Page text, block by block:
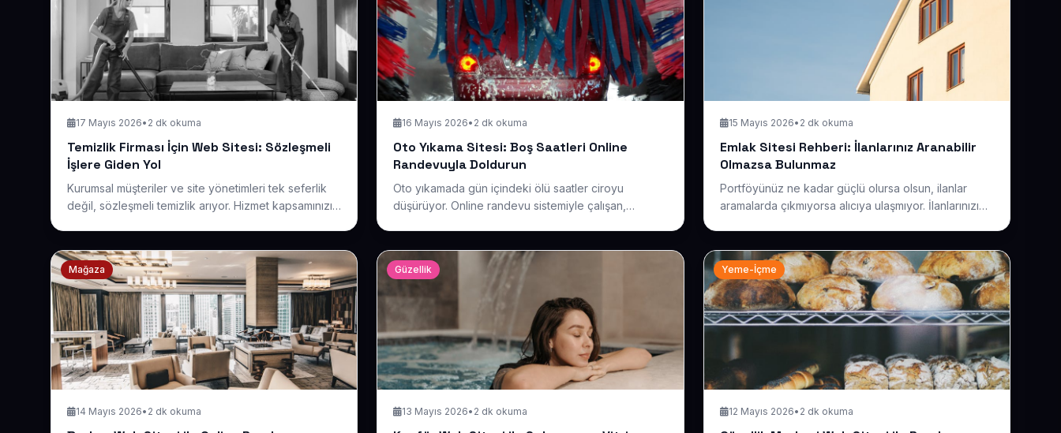
17 Mayıs 2026• 2 dk okuma
Temizlik Firması İçin Web Sitesi: Sözleşmeli
İşlere Giden Yol
Kurumsal müşteriler ve site yönetimleri tek seferlik
değil, sözleşmeli temizlik arıyor. Hizmet kapsamınızı,
adımlarını ele alıyoruz.
16 Mayıs 2026• 2 dk okuma
Oto Yıkama Sitesi: Boş Saatleri Online
Randevuyla Doldurun
Oto yıkamada gün içindeki ölü saatler ciroyu
düşürüyor. Online randevu sistemiyle çalışan,
çevirmenin pratik yolunu anlatıyoruz.
15 Mayıs 2026• 2 dk okuma
Emlak Sitesi Rehberi: İlanlarınız Aranabilir
Olmazsa Bulunmaz
Portföyünüz ne kadar güçlü olursa olsun, ilanlar
aramalarda çıkmıyorsa alıcıya ulaşmıyor. İlanlarınızı
detaylandırıyoruz.
Mağaza
14 Mayıs 2026• 2 dk okuma
Güzellik
13 Mayıs 2026• 2 dk okuma
Yeme-İçme
12 Mayıs 2026• 2 dk okuma